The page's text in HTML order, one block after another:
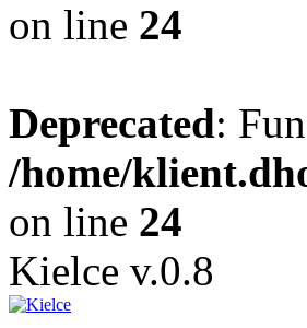
on line 24
Deprecated:
/home/
on line 24
Kielce v.0.8